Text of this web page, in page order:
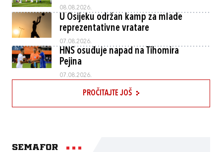
08.08.2026.
U Osijeku održan kamp za mlade
reprezentativne vratare
07.08.2026.
HNS osuđuje napad na Tihomira
Pejina
07.08.2026.
PROČITAJTE JOŠ
Semafor